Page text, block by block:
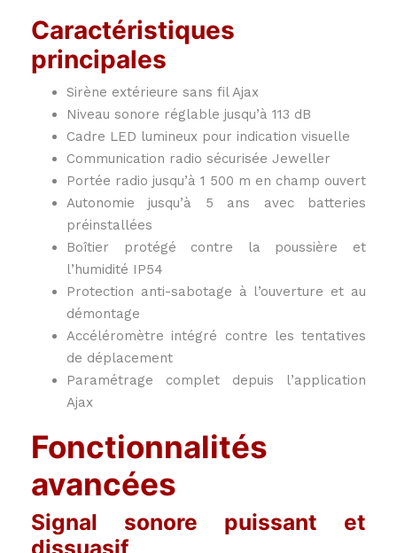
Caractéristiques
principales
Sirène extérieure sans fil Ajax
Niveau sonore réglable jusqu’à 113 dB
Cadre LED lumineux pour indication visuelle
Communication radio sécurisée Jeweller
Portée radio jusqu’à 1 500 m en champ ouvert
Autonomie jusqu’à 5 ans avec batteries
préinstallées
Boîtier protégé contre la poussière et
l’humidité IP54
Protection anti-sabotage à l’ouverture et au
démontage
Accéléromètre intégré contre les tentatives
de déplacement
Paramétrage complet depuis l’application
Ajax
Fonctionnalités
avancées
Signal sonore puissant et
dissuasif